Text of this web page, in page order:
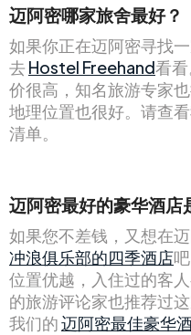
迈阿密哪家旅舍最好？
如果你正在迈阿密寻找
去 Hostel Freehand看
价很高，知名旅游专家
地理位置也很好。请查
清单。
迈阿密最好的豪华酒店
如果您不差钱，又想在
冲浪俱乐部的四季酒店
位置优越，入住过的客
的旅游评论家也推荐过
我们的迈阿密最佳豪华